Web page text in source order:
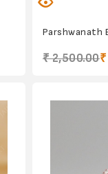
Parshwanath
₹ 2,500.00